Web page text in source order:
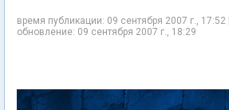
время публикации: 09 сентября 2007 г.,
обновление: 09 сентября 2007 г., 18:29